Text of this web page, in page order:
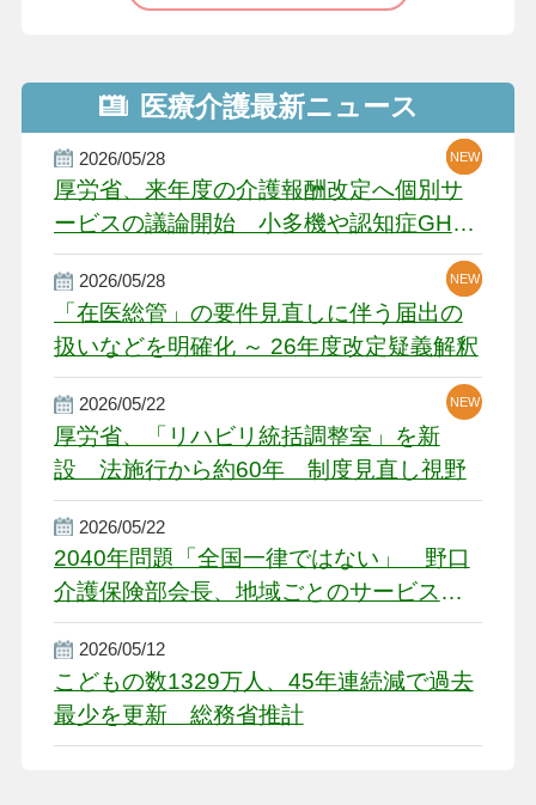
医療介護最新ニュース
2026/05/28
厚労省、来年度の介護報酬改定へ個別サ
ービスの議論開始 小多機や認知症GH、
厳しい経営環境に危機感
NEW
NEW
NEW
2026/05/28
「在医総管」の要件見直しに伴う届出の
扱いなどを明確化 ～ 26年度改定疑義解釈
NEW
NEW
2026/05/22
厚労省、「リハビリ統括調整室」を新
設 法施行から約60年 制度見直し視野
NEW
2026/05/22
2040年問題「全国一律ではない」 野口
介護保険部会長、地域ごとのサービス基
盤整備を促す
2026/05/12
こどもの数1329万人、45年連続減で過去
最少を更新 総務省推計